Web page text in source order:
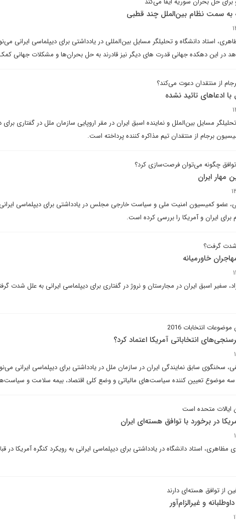
به سمت نظام بین‌الملل چند قطبی
استاد دانشگاه و تحلیلگر مسایل بین‌المللی در یادداشتی برای دیپلماسی ایرانی
در این دهکده جهانی قدرت های دیگر نیز قادرند به حل بحران‌ها و مشکلات جهانی
از منتقدان دعوت می‌کند؟
ادعاهای تائید نشده
مسایل بین‌الملل و نماینده اسبق ایران در مقر اروپایی سازمان ملل در گفتاری برای
برجام از منتقدان تیم مذاکره کننده پرداخته است.
چگونه می‌توان فرصت‌سازی کرد؟
مهار ایران
عضو کمیسیون امنیت ملی و سیاست خارجی مجلس در یادداشتی برای دیپلماسی
برای ایران و آمریکا را بررسی کرده است.
گرفت؟
خاورمیانه
سفیر اسبق ایران در مجارستان و نروژ در گفتاری برای دیپلماسی ایرانی به علل شدت
انتخابات 2016
انتخاباتی آمریکا اعتماد کرد؟
سخنگوی سابق نمایندگی ایران در سازمان ملل در یادداشتی برای دیپلماسی ایرانی
ایالات متحده است
در برخورد با توافق هسته‌ای ایران
استاد دانشگاه در یادداشتی برای دیپلماسی ایرانی به رویکرد کنگره آمریکا در
از توافق هسته‌ای دارند
و غیرالزام‌آور